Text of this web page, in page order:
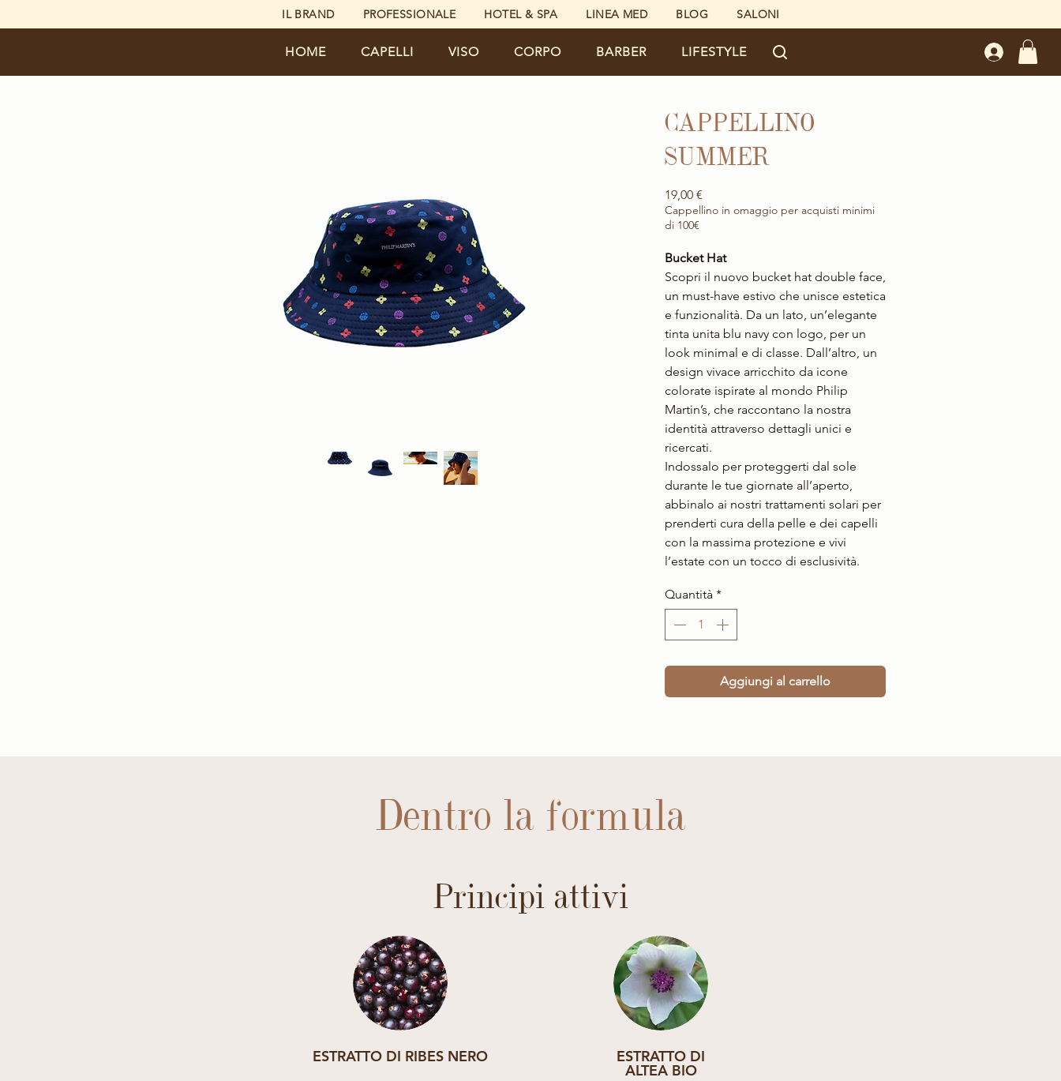
IL BRAND PROFESSIONALE HOTEL & SPA LINEA MED BLOG SALONI
HOME CAPELLI VISO CORPO BARBER LIFESTYLE
CAPPELLINO
SUMMER
19,00 €
Cappellino in omaggio per acquisti minimi
di 100€
Bucket Hat
Scopri il nuovo bucket hat double face,
un must-have estivo che unisce estetica
e funzionalità. Da un lato, un’elegante
tinta unita blu navy con logo, per un
look minimal e di classe. Dall’altro, un
design vivace arricchito da icone
colorate ispirate al mondo Philip
Martin’s, che raccontano la nostra
identità attraverso dettagli unici e
ricercati.
Indossalo per proteggerti dal sole
durante le tue giornate all’aperto,
abbinalo ai nostri trattamenti solari per
prenderti cura della pelle e dei capelli
con la massima protezione e vivi
l’estate con un tocco di esclusività.
Quantità *
Aggiungi al carrello
Dentro la formula
Principi attivi
ESTRATTO DI RIBES NERO ESTRATTO DI
ALTEA BIO